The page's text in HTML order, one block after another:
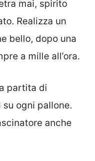
mai, spirito
Realizza un
bello, dopo una
a mille all’ora.
partita di
ogni pallone.
anche